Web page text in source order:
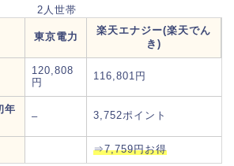
2人世帯
東京電力
楽天エナジー(楽天でん
き)
120,808
円
116,801円
年
– 3,752ポイント
⇒7,759円お得